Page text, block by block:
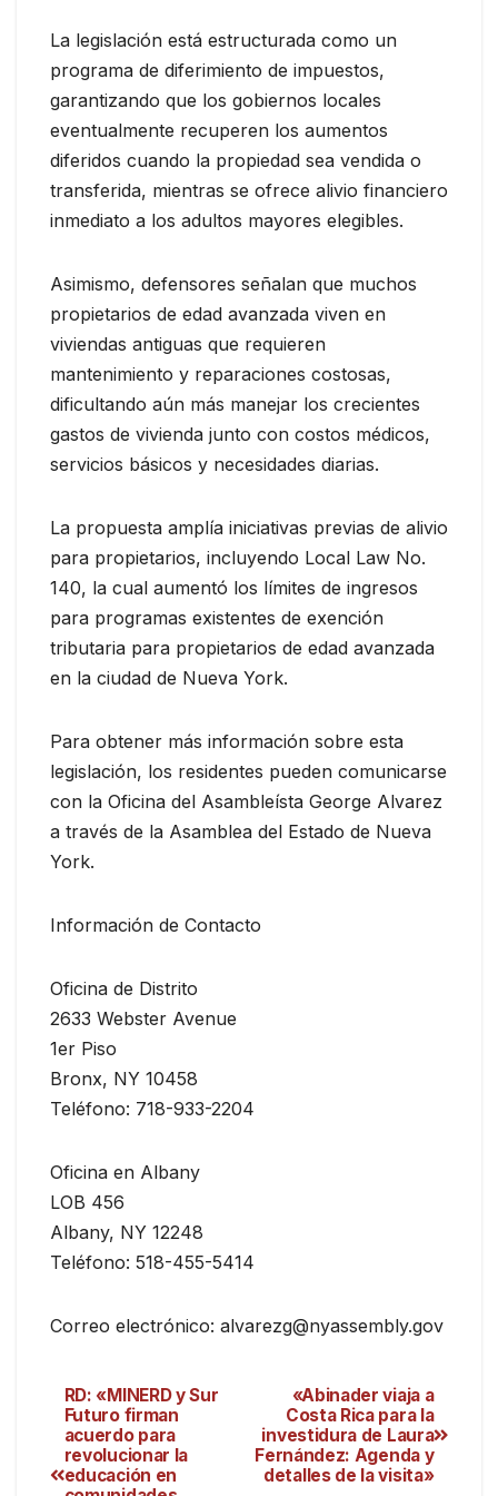
La legislación está estructurada como un
programa de diferimiento de impuestos,
garantizando que los gobiernos locales
eventualmente recuperen los aumentos
diferidos cuando la propiedad sea vendida o
transferida, mientras se ofrece alivio financiero
inmediato a los adultos mayores elegibles.
Asimismo, defensores señalan que muchos
propietarios de edad avanzada viven en
viviendas antiguas que requieren
mantenimiento y reparaciones costosas,
dificultando aún más manejar los crecientes
gastos de vivienda junto con costos médicos,
servicios básicos y necesidades diarias.
La propuesta amplía iniciativas previas de alivio
para propietarios, incluyendo Local Law No.
140, la cual aumentó los límites de ingresos
para programas existentes de exención
tributaria para propietarios de edad avanzada
en la ciudad de Nueva York.
Para obtener más información sobre esta
legislación, los residentes pueden comunicarse
con la Oficina del Asambleísta George Alvarez
a través de la Asamblea del Estado de Nueva
York.
Información de Contacto
Oficina de Distrito
2633 Webster Avenue
1er Piso
Bronx, NY 10458
Teléfono: 718-933-2204
Oficina en Albany
LOB 456
Albany, NY 12248
Teléfono: 518-455-5414
Correo electrónico: alvarezg@nyassembly.gov
«Abinader viaja a
Costa Rica para la
investidura de Laura
Fernández: Agenda y
detalles de la visita»
RD: «MINERD y Sur
Futuro firman
acuerdo para
revolucionar la
educación en